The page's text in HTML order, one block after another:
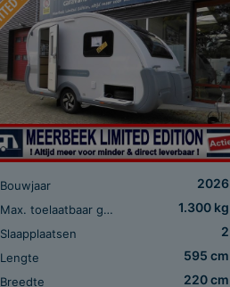
Bouwjaar 2026
Max. toelaatbaar gewicht 1.300 kg
Slaapplaatsen 2
Lengte 595 cm
Breedte 220 cm